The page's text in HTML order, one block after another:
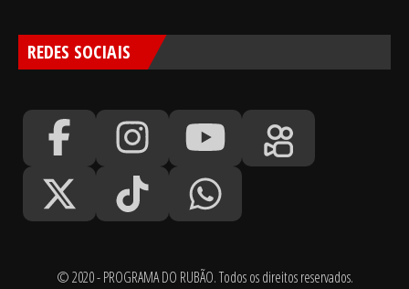
REDES SOCIAIS
© 2020 - PROGRAMA DO RUBÃO. Todos os direitos reservados.